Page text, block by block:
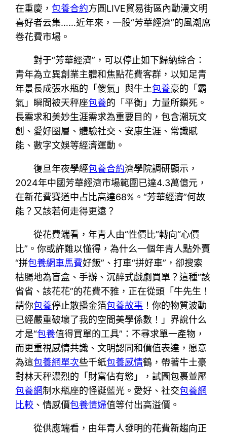
在重慶，包養合約方圓LIVE貿易街區內動漫文明
喜好者云集……近年來，一股“芳華經濟”的風潮席
卷花費市場。
對于“芳華經濟”，可以停止如下歸納綜合：
青年為立異創業主體和焦點花費客群，以知足青
年景長成張水瓶的「傻氣」與牛土包養豪的「霸
氣」瞬間被天秤座包養的「平衡」力量所鎖死。
長需求和美妙生涯需求為重要目的，包含潮玩文
創、愛好圈層、體驗社交、安康生涯、常識賦
能、數字文娛等經濟運動。
復旦年夜學經包養合約濟學院調研顯示，
2024年中國芳華經濟市場範圍已達4.3萬億元，
在新花費賽道中占比高達68%。“芳華經濟”何故
能？又該若何走得更遠？
從花費端看，年青人由“性價比”轉向“心價
比”。你或許難以懂得，為什么一個年青人點外賣
“拼包養網車馬費好飯”、打車“拼好車”，卻搜索
枯腸地為盲盒、手辦、沉醉式戲劇買單？這種“該
省省、該花花”的花費不雅，正在從頭「牛先生！
請你包養停止散播金箔包養故事 ！你的物質波動
已經嚴重破壞了我的空間美學係數！」界說什么
才是“包養值得買單的工具”：不尋求單一產物，
而更重視感情共識、文明認同和價值表達，愿意
為這包養網單次些千紙包養感情鶴，帶著牛土豪
對林天秤濃烈的「財富佔有慾」，試圖包裹並壓
包養網制水瓶座的怪誕藍光。愛好、社交包養網
比較 、情感價包養情婦值等付出高溢價。
從供應端看，由年青人發明的花費新趨向正